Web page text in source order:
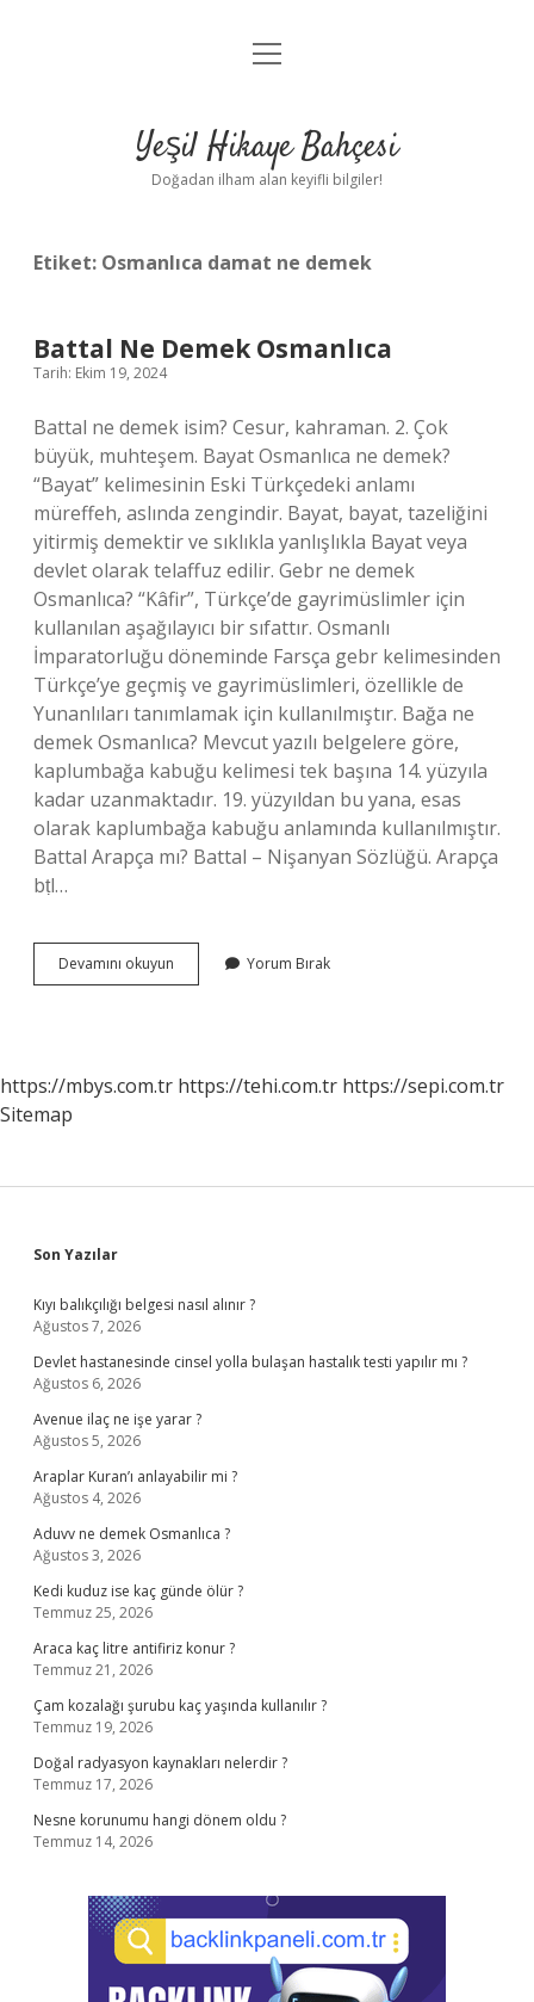
Anasayfa
Yasal Uyarı
menüyü
Yeşil Hikaye Bahçesi
Doğadan ilham alan keyifli bilgiler!
Etiket: Osmanlıca damat ne demek
Battal Ne Demek Osmanlıca
Tarih: Ekim 19, 2024
Battal ne demek isim? Cesur, kahraman. 2. Çok
büyük, muhteşem. Bayat Osmanlıca ne demek?
“Bayat” kelimesinin Eski Türkçedeki anlamı
müreffeh, aslında zengindir. Bayat, bayat, tazeliğini
yitirmiş demektir ve sıklıkla yanlışlıkla Bayat veya
devlet olarak telaffuz edilir. Gebr ne demek
Osmanlıca? “Kâfir”, Türkçe’de gayrimüslimler için
kullanılan aşağılayıcı bir sıfattır. Osmanlı
İmparatorluğu döneminde Farsça gebr kelimesinden
Türkçe’ye geçmiş ve gayrimüslimleri, özellikle de
Yunanlıları tanımlamak için kullanılmıştır. Bağa ne
demek Osmanlıca? Mevcut yazılı belgelere göre,
kaplumbağa kabuğu kelimesi tek başına 14. yüzyıla
kadar uzanmaktadır. 19. yüzyıldan bu yana, esas
olarak kaplumbağa kabuğu anlamında kullanılmıştır.
Battal Arapça mı? Battal – Nişanyan Sözlüğü. Arapça
bṭl…
Devamını okuyun
Ne
Yorum Bırak
https://mbys.com.tr https://tehi.com.tr https://sepi.com.tr
Sitemap
Sidebar
Son Yazılar
Kıyı balıkçılığı belgesi nasıl alınır ?
Ağustos 7, 2026
Devlet hastanesinde cinsel yolla bulaşan hastalık testi yapılır mı ?
Ağustos 6, 2026
Avenue ilaç ne işe yarar ?
Ağustos 5, 2026
Araplar Kuran’ı anlayabilir mi ?
Ağustos 4, 2026
Aduvv ne demek Osmanlıca ?
Ağustos 3, 2026
Kedi kuduz ise kaç günde ölür ?
Temmuz 25, 2026
Araca kaç litre antifiriz konur ?
Temmuz 21, 2026
Çam kozalağı şurubu kaç yaşında kullanılır ?
Temmuz 19, 2026
Doğal radyasyon kaynakları nelerdir ?
Temmuz 17, 2026
Nesne korunumu hangi dönem oldu ?
Temmuz 14, 2026